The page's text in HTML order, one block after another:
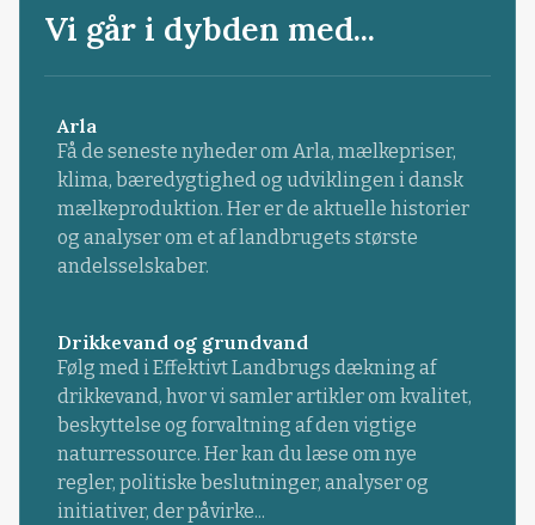
Vi går i dybden med...
Arla
Få de seneste nyheder om Arla, mælkepriser,
klima, bæredygtighed og udviklingen i dansk
mælkeproduktion. Her er de aktuelle historier
og analyser om et af landbrugets største
andelsselskaber.
Drikkevand og grundvand
Følg med i Effektivt Landbrugs dækning af
drikkevand, hvor vi samler artikler om kvalitet,
beskyttelse og forvaltning af den vigtige
naturressource. Her kan du læse om nye
regler, politiske beslutninger, analyser og
initiativer, der påvirke...